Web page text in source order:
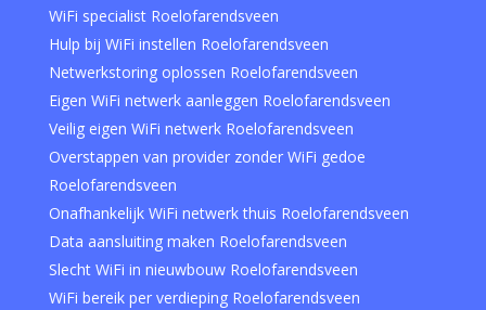
WiFi specialist Roelofarendsveen
Hulp bij WiFi instellen Roelofarendsveen
Netwerkstoring oplossen Roelofarendsveen
Eigen WiFi netwerk aanleggen Roelofarendsveen
Veilig eigen WiFi netwerk Roelofarendsveen
Overstappen van provider zonder WiFi gedoe
Roelofarendsveen
Onafhankelijk WiFi netwerk thuis Roelofarendsveen
Data aansluiting maken Roelofarendsveen
Slecht WiFi in nieuwbouw Roelofarendsveen
WiFi bereik per verdieping Roelofarendsveen